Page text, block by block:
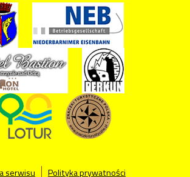
serwisu
Polityka prywatności